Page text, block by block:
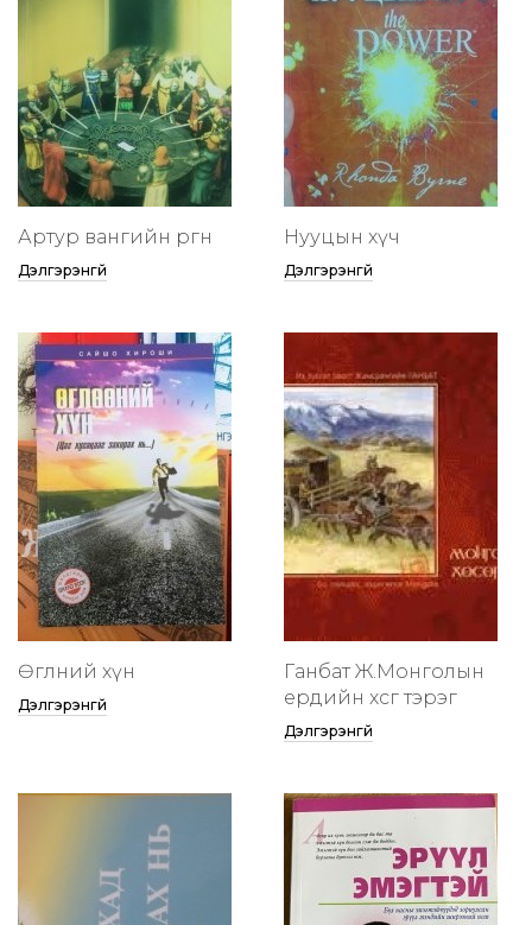
Артур вангийн өргөөнөө
Дэлгэрэнгүй
Нууцын хүч
Дэлгэрэнгүй
Өглөөний хүн
Дэлгэрэнгүй
Ганбат Ж.Монголын
ердийн хөсөг тэрэг
Дэлгэрэнгүй